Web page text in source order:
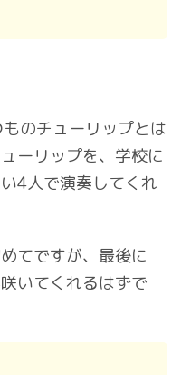
のチューリップとは
ーリップを、学校に
4人で演奏してくれ
てですが、最後に
いてくれるはずで